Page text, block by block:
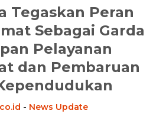
Tegaskan Peran
Sebagai Garda
Pelayanan
dan Pembaruan
- News Update